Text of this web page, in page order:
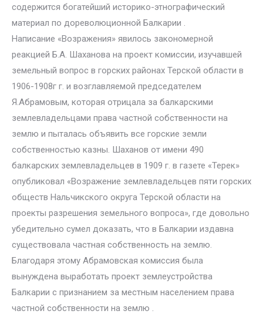
содержится богатейший историко-этнографический
материал по дореволюционной Балкарии .
Написание «Возражения» явилось закономерной
реакцией Б.А. Шаханова на проект комиссии, изучавшей
земельный вопрос в горских районах Терской области в
1906-1908г г. и возглавляемой председателем
Я.Абрамовым, которая отрицала за балкарскими
землевладельцами права частной собственности на
землю и пыталась объявить все горские земли
собственностью казны. Шаханов от имени 490
балкарских землевладельцев в 1909 г. в газете «Терек»
опубликовал «Возражение землевладельцев пяти горских
обществ Нальчикского округа Терской области на
проекты разрешения земельного вопроса», где довольно
убедительно сумел доказать, что в Балкарии издавна
существовала частная собственность на землю.
Благодаря этому Абрамовская комиссия была
вынуждена выработать проект землеустройства
Балкарии с признанием за местным населением права
частной собственности на землю .